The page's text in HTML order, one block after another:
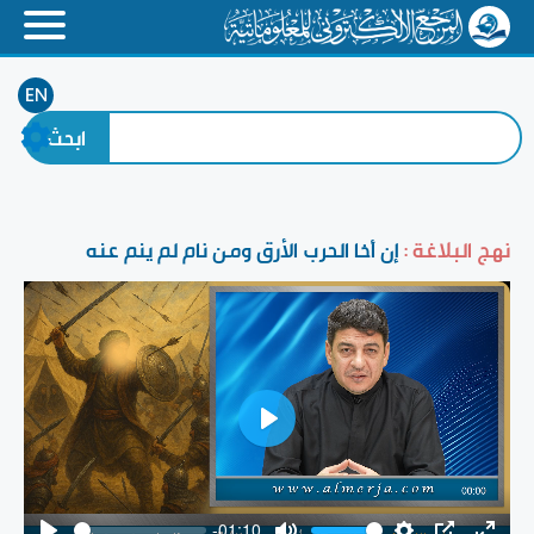
EN
نهج البلاغة :إن أخا الحرب الأرق ومن نام لم ينم عنه
-01:10
Play